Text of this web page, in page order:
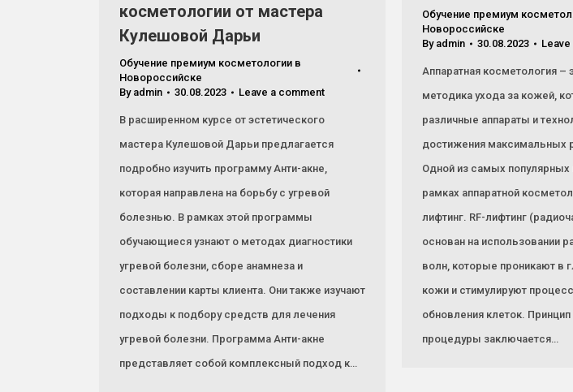
косметологии от мастера
Кулешовой Дарьи
Обучение премиум косметологии в
Новороссийске
By admin 30.08.2023 Leave a comment
В расширенном курсе от эстетического
мастера Кулешовой Дарьи предлагается
подробно изучить программу Анти-акне,
которая направлена на борьбу с угревой
болезнью. В рамках этой программы
обучающиеся узнают о методах диагностики
угревой болезни, сборе анамнеза и
составлении карты клиента. Они также изучают
подходы к подбору средств для лечения
угревой болезни. Программа Анти-акне
представляет собой комплексный подход к…
Обучение премиум
Новороссийске
By admin 30.08.2023
Аппаратная косметология –
методика ухода за кожей,
различные аппараты и
достижения максимальных
Одной из самых популярных
рамках аппаратной
лифтинг. RF-лифтинг
основан на использовании
волн, которые проникают в
кожи и стимулируют
обновления клеток.
процедуры заключается…